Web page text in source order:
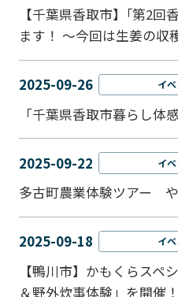
【千葉県香取市】｢第2回
ます！ ～今回は生姜の収
2025-09-26 イ
「千葉県香取市暮らし体
2025-09-22 イ
多古町農業体験ツアー
2025-09-18 イ
【鴨川市】かもくらスペ
＆野外炊事体験」を開催！